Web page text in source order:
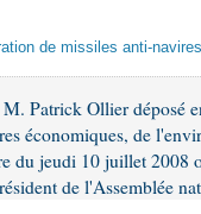
de missiles anti-
Patrick Ollier déposé
économiques, de
du jeudi 10 juillet 2008
de l'Assemblée